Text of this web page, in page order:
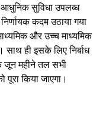
सुविधा उपलब्ध
निर्णायक कदम उठाया गया
और उच्च माध्यमिक
साथ ही इसके लिए निर्बाध
जून महीने तल सभी
पूरा किया जाएगा।